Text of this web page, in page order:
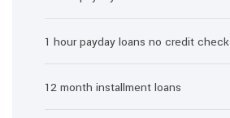
1 hour payday loans no credit check
12 month installment loans